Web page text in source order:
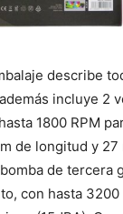
describe
incluye 2
1800 RPM
de longitud y 27
de tercera
con hasta 3200